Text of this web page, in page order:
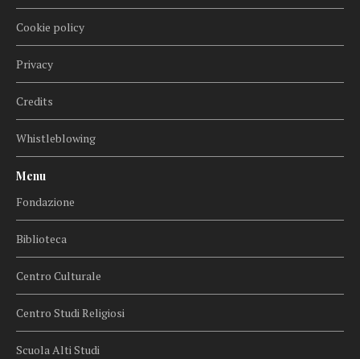
Cookie policy
Privacy
Credits
Whistleblowing
Menu
Fondazione
Biblioteca
Centro Culturale
Centro Studi Religiosi
Scuola Alti Studi